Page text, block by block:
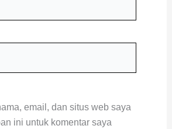
email, dan situs web saya
ini untuk komentar saya